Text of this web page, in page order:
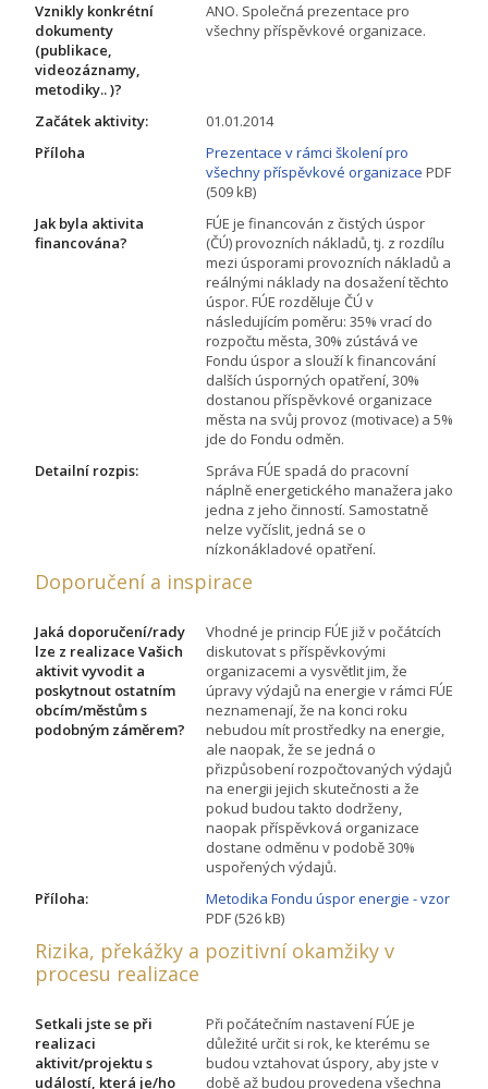
Vznikly konkrétní
dokumenty
(publikace,
videozáznamy,
metodiky.. )?
ANO. Společná prezentace pro
všechny příspěvkové organizace.
Začátek aktivity:
01.01.2014
Příloha
Prezentace v rámci školení pro
všechny příspěvkové organizace PDF
(509 kB)
Jak byla aktivita
financována?
FÚE je financován z čistých úspor
(ČÚ) provozních nákladů, tj. z rozdílu
mezi úsporami provozních nákladů a
reálnými náklady na dosažení těchto
úspor. FÚE rozděluje ČÚ v
následujícím poměru: 35% vrací do
rozpočtu města, 30% zústává ve
Fondu úspor a slouží k financování
dalších úsporných opatření, 30%
dostanou příspěvkové organizace
města na svůj provoz (motivace) a 5%
jde do Fondu odměn.
Detailní rozpis:
Správa FÚE spadá do pracovní
náplně energetického manažera jako
jedna z jeho činností. Samostatně
nelze vyčíslit, jedná se o
nízkonákladové opatření.
Doporučení a inspirace
Jaká doporučení/rady
lze z realizace Vašich
aktivit vyvodit a
poskytnout ostatním
obcím/městům s
podobným záměrem?
Vhodné je princip FÚE již v počátcích
diskutovat s příspěvkovými
organizacemi a vysvětlit jim, že
úpravy výdajů na energie v rámci FÚE
neznamenají, že na konci roku
nebudou mít prostředky na energie,
ale naopak, že se jedná o
přizpůsobení rozpočtovaných výdajů
na energii jejich skutečnosti a že
pokud budou takto dodrženy,
naopak příspěvková organizace
dostane odměnu v podobě 30%
uspořených výdajů.
Příloha:
Metodika Fondu úspor energie - vzor
PDF (526 kB)
Rizika, překážky a pozitivní okamžiky v
procesu realizace
Setkali jste se při
realizaci
aktivit/projektu s
událostí, která je/ho
Při počátečním nastavení FÚE je
důležité určit si rok, ke kterému se
budou vztahovat úspory, aby jste v
době až budou provedena všechna